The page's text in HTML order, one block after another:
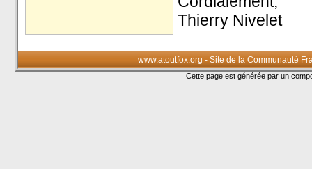
Thierry Nivelet
www.atoutfox.org - Site de la Communauté
Cette page est générée par un